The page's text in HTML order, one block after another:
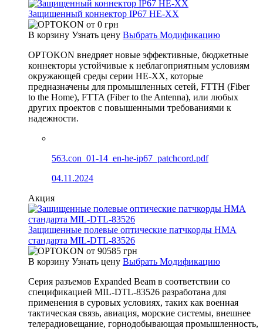
Защищенный коннектор IP67 HE-XX
от 0 грн
В корзину Узнать цену Выбрать Модификацию
OPTOKON внедряет новые эффективные, бюджетные
коннекторы устойчивые к неблагоприятным условиям
окружающей среды серии HE-XX, которые
предназначены для промышленных сетей, FTTH (Fiber
to the Home), FTTA (Fiber to the Antenna), или любых
других проектов с повышенными требованиями к
надежности.
563.con_01-14_en-he-ip67_patchcord.pdf
04.11.2024
Акция
Защищенные полевые оптические патчкорды HMA
стандарта MIL-DTL-83526
от 90585 грн
В корзину Узнать цену Выбрать Модификацию
Серия разъемов Expanded Beam в соответствии со
спецификацией MIL-DTL-83526 разработана для
применения в суровых условиях, таких как военная
тактическая связь, авиация, морские системы, внешнее
телерадиовещание, горнодобывающая промышленность,